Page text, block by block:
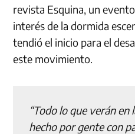
revista Esquina, un
interés de la dormida
tendió el inicio para el
este movimiento.
“Todo lo que verán en
hecho por gente con